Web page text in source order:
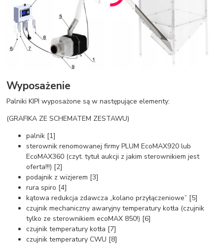
Wyposażenie
Palniki KIPI wyposażone są w następujące elementy:
(GRAFIKA ZE SCHEMATEM ZESTAWU)
palnik [1]
sterownik renomowanej firmy PLUM EcoMAX920 lub
EcoMAX360 (czyt. tytuł aukcji z jakim sterownikiem jest
oferta!!!) [2]
podajnik z wizjerem [3]
rura spiro [4]
kątowa redukcja zdawcza „kolano przyłączeniowe” [5]
czujnik mechaniczny awaryjny temperatury kotła (czujnik
tylko ze sterownikiem ecoMAX 850!) [6]
czujnik temperatury kotła [7]
czujnik temperatury CWU [8]